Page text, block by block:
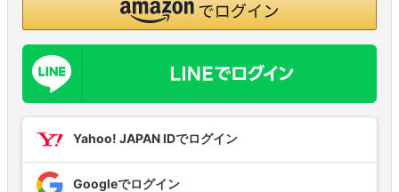
Yahoo! JAPAN IDでログイン
Googleでログイン